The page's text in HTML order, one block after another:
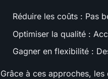
Réduire les coûts : Pas
Optimiser la qualité :
Gagner en flexibilité :
Grâce à ces approches,